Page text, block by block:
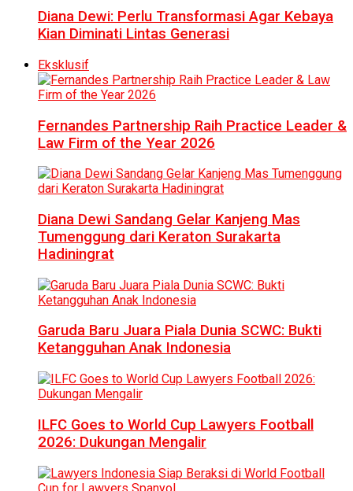
Diana Dewi: Perlu Transformasi Agar Kebaya
Kian Diminati Lintas Generasi
Eksklusif
Fernandes Partnership Raih Practice Leader &
Law Firm of the Year 2026
Diana Dewi Sandang Gelar Kanjeng Mas
Tumenggung dari Keraton Surakarta
Hadiningrat
Garuda Baru Juara Piala Dunia SCWC: Bukti
Ketangguhan Anak Indonesia
ILFC Goes to World Cup Lawyers Football
2026: Dukungan Mengalir